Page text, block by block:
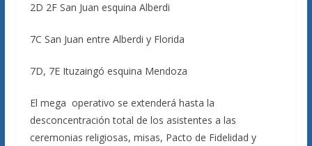
2D 2F San Juan esquina Alberdi
7C San Juan entre Alberdi y Florida
7D, 7E Ituzaingó esquina Mendoza
El mega operativo se extenderá hasta la
desconcentración total de los asistentes a las
ceremonias religiosas, misas, Pacto de Fidelidad y